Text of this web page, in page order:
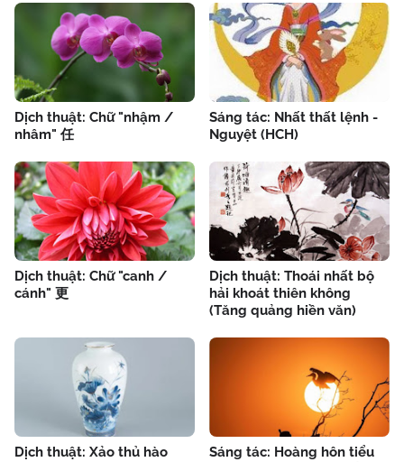
Dịch thuật: Chữ "nhậm /
nhâm" 任
Sáng tác: Nhất thất lệnh -
Nguyệt (HCH)
Dịch thuật: Chữ "canh /
cánh" 更
Dịch thuật: Thoái nhất bộ
hải khoát thiên không
(Tăng quảng hiền văn)
Dịch thuật: Xảo thủ hào
Sáng tác: Hoàng hôn tiểu